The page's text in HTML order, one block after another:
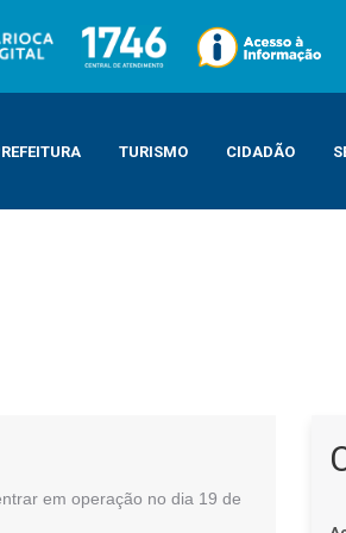
TURISMO CIDADÃO
em operação no dia 19 de